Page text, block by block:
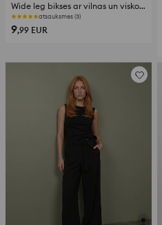
Wide leg bikses ar vilnas un viskozes piejaukumu
atsauksmes (3)
9,99 EUR